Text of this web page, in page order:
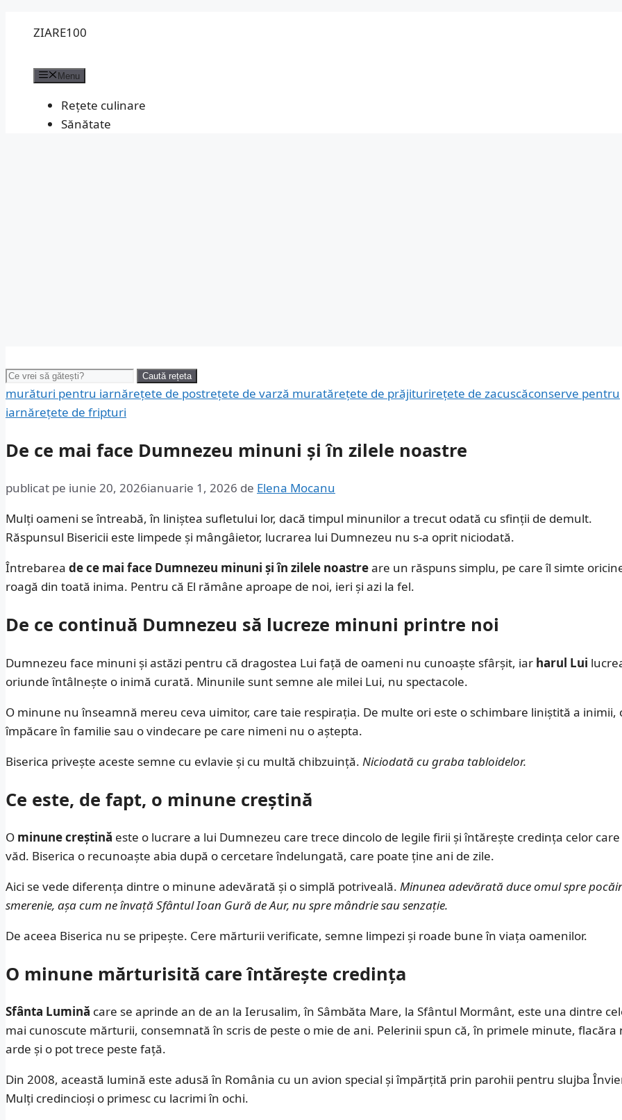
ZIARE100
Menu
Rețete culinare
Sănătate
Caută: Caută rețeta
murături pentru iarnărețete de postrețete de varză muratărețete de prăjiturirețete de zacuscăconserve pentru
iarnărețete de fripturi
De ce mai face Dumnezeu minuni și în zilele noastre
publicat pe iunie 20, 2026ianuarie 1, 2026 de Elena Mocanu
Mulți oameni se întreabă, în liniștea sufletului lor, dacă timpul minunilor a trecut odată cu sfinții de demult.
Răspunsul Bisericii este limpede și mângâietor, lucrarea lui Dumnezeu nu s-a oprit niciodată.
Întrebarea de ce mai face Dumnezeu minuni și în zilele noastreare un răspuns simplu, pe care îl simte
roagă din toată inima. Pentru că El rămâne aproape de noi, ieri și azi la fel.
De ce continuă Dumnezeu să lucreze minuni printre noi
Dumnezeu face minuni și astăzi pentru că dragostea Lui față de oameni nu cunoaște sfârșit, iar harul Lui
oriunde întâlnește o inimă curată. Minunile sunt semne ale milei Lui, nu spectacole.
O minune nu înseamnă mereu ceva uimitor, care taie respirația. De multe ori este o schimbare liniștită a inimii,
împăcare în familie sau o vindecare pe care nimeni nu o aștepta.
Biserica privește aceste semne cu evlavie și cu multă chibzuință. Niciodată cu graba tabloidelor.
Ce este, de fapt, o minune creștină
O minune creștină este o lucrare a lui Dumnezeu care trece dincolo de legile firii și întărește credința celor
văd. Biserica o recunoaște abia după o cercetare îndelungată, care poate ține ani de zile.
Aici se vede diferența dintre o minune adevărată și o simplă potriveală. Minunea adevărată duce omul spre
smerenie, așa cum ne învață Sfântul Ioan Gură de Aur, nu spre mândrie sau senzație.
De aceea Biserica nu se pripește. Cere mărturii verificate, semne limpezi și roade bune în viața oamenilor.
O minune mărturisită care întărește credința
Sfânta Lumină care se aprinde an de an la Ierusalim, în Sâmbăta Mare, la Sfântul Mormânt, este una dintre
mai cunoscute mărturii, consemnată în scris de peste o mie de ani. Pelerinii spun că, în primele minute, flacăra
arde și o pot trece peste față.
Din 2008, această lumină este adusă în România cu un avion special și împărțită prin parohii pentru slujba
Mulți credincioși o primesc cu lacrimi în ochi.